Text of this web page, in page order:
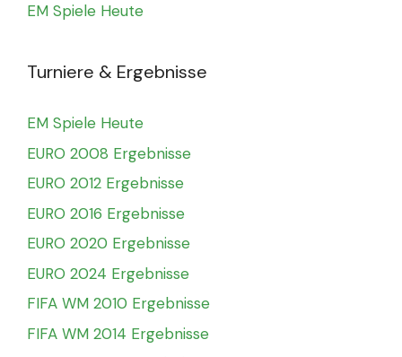
EM Spiele Heute
Turniere & Ergebnisse
EM Spiele Heute
EURO 2008 Ergebnisse
EURO 2012 Ergebnisse
EURO 2016 Ergebnisse
EURO 2020 Ergebnisse
EURO 2024 Ergebnisse
FIFA WM 2010 Ergebnisse
FIFA WM 2014 Ergebnisse